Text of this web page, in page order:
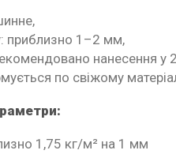
приблизно 1–2 мм,
нанесення
по свіжому
1,75 кг/м² на 1 мм